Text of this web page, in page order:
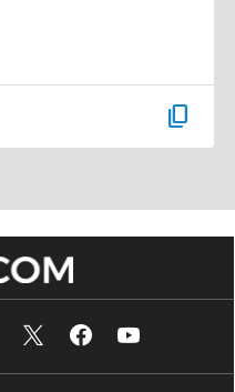
content_copy